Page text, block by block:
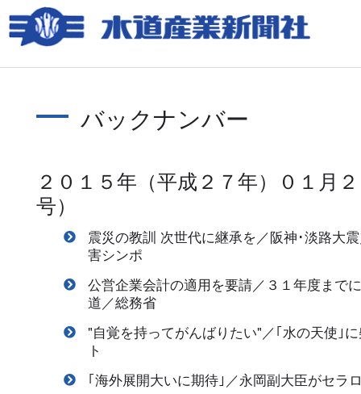
バックナンバー
２０１５年（平成２７年）０１月
号）
震災の教訓 次世代に継承を／阪神･淡路大
害シンポ
公営企業会計の適用を要請／３１年度まで
道／総務省
"自覚を持ってがんばりたい"／｢水の天使｣
ト
｢海外展開大いに期待｣／永岡副大臣がセラ